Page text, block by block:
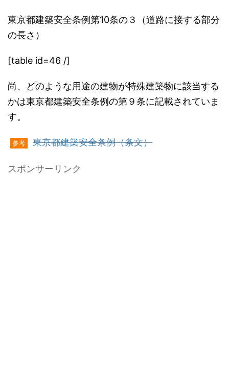
東京都建築安全条例第10条の３（道路に接する部分
の長さ）
[table id=46 /]
尚、どのような用途の建物が特殊建築物に該当する
かは東京都建築安全条例の第９条に記載されていま
す。
参考 東京都建築安全条例（条文）
スポンサーリンク